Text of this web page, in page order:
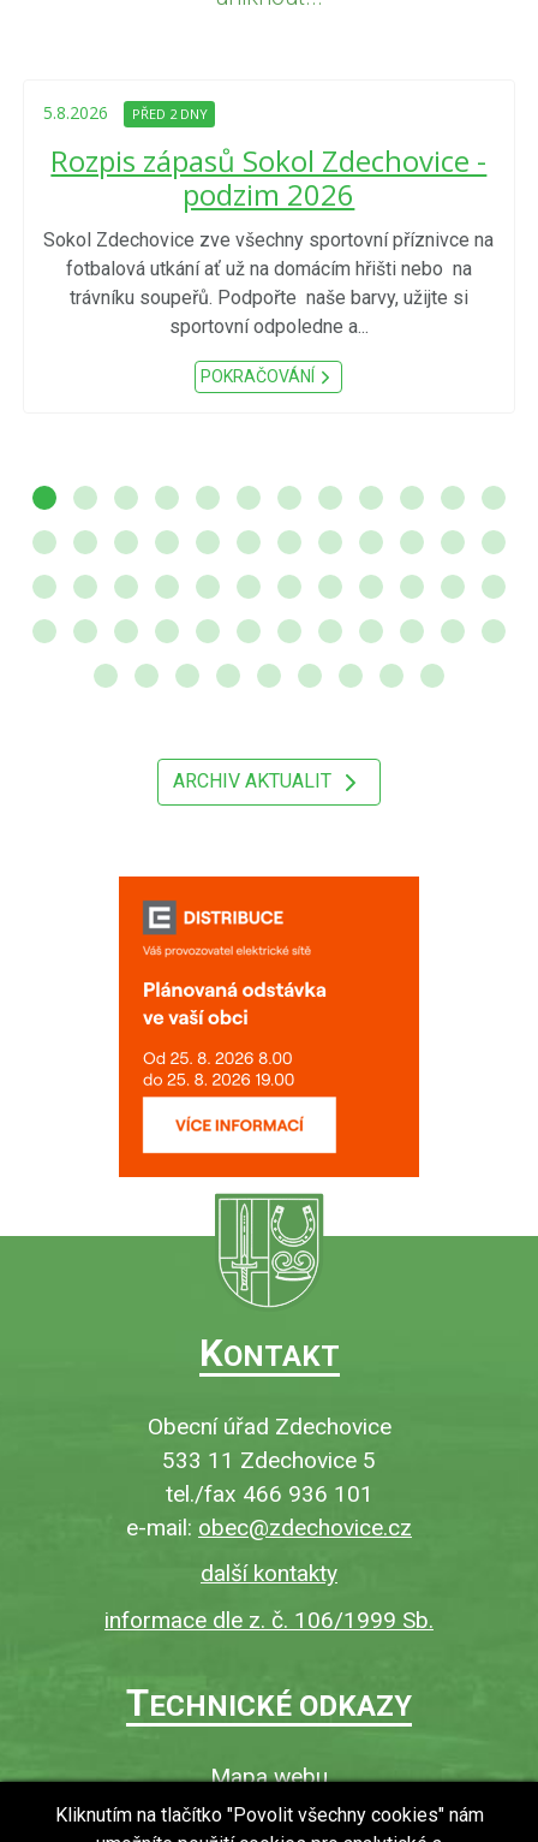
5.8.2026 PŘED 2 DNY
Rozpis zápasů Sokol Zdechovice -
podzim 2026
Sokol Zdechovice zve všechny sportovní příznivce na
fotbalová utkání ať už na domácím hřišti nebo na
trávníku soupeřů. Podpořte naše barvy, užijte si
sportovní odpoledne a...
POKRAČOVÁNÍ
ARCHIV AKTUALIT
KONTAKT
Obecní úřad Zdechovice
533 11 Zdechovice 5
tel./fax 466 936 101
e-mail: obec@zdechovice.cz
další kontakty
informace dle z. č. 106/1999 Sb.
TECHNICKÉ ODKAZY
Mapa webu
O webu
Kliknutím na tlačítko "Povolit všechny cookies" nám